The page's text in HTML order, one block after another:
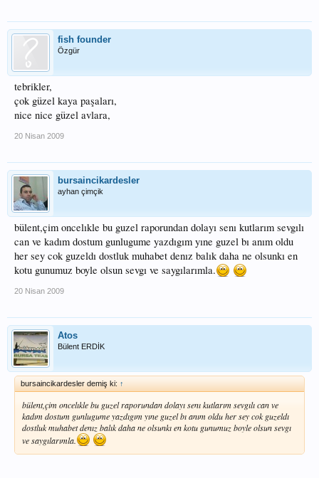
fish founder
Özgür
tebrikler,
çok güzel kaya paşaları,
nice nice güzel avlara,
20 Nisan 2009
bursaincikardesler
ayhan çimçik
bülent,çim oncelıkle bu guzel raporundan dolayı senı kutlarım sevgılı
can ve kadım dostum gunlugume yazdıgım yıne guzel bı anım oldu
her sey cok guzeldı dostluk muhabet denız balık daha ne olsunkı en
kotu gunumuz boyle olsun sevgı ve saygılarımla.
20 Nisan 2009
Atos
Bülent ERDİK
bursaincikardesler demiş ki: ↑
bülent,çim oncelıkle bu guzel raporundan dolayı senı kutlarım sevgılı can ve
kadım dostum gunlugume yazdıgım yıne guzel bı anım oldu her sey cok guzeldı
dostluk muhabet denız balık daha ne olsunkı en kotu gunumuz boyle olsun sevgı
ve saygılarımla.